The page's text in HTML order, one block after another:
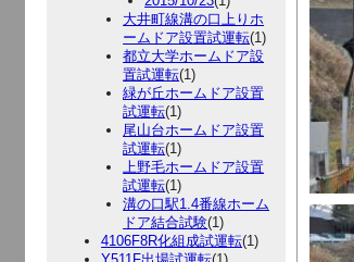
大井町線溝の口上りホ
ームドア設置試運転(1)
都立大学ホームドア設
置試運転(1)
緑が丘ホームドア設置
試運転(1)
尾山台ホームドア設置
試運転(1)
上野毛ホームドア設置
試運転(1)
溝の口駅1.4番線ホーム
ドア結合試験(1)
4106F8R化組成試運転(1)